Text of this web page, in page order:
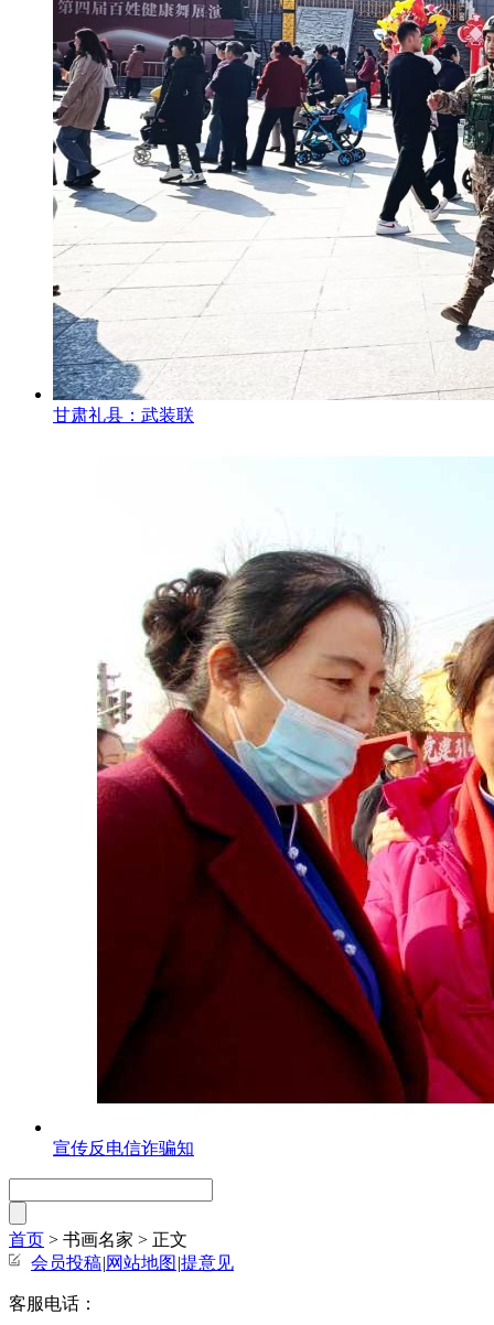
甘肃礼县：武装联
宣传反电信诈骗知
首页 > 书画名家 > 正文
会员投稿|网站地图 |提意见
客服电话：